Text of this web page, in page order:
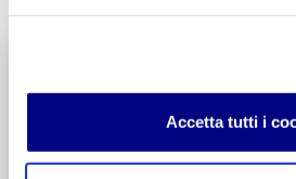
Accetta tutti i
Liceo delle
Economico
Integr. Psicologia &